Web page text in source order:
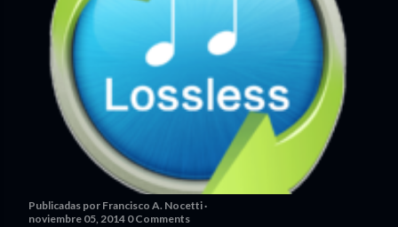
Publicadas por Francisco A. Nocetti
noviembre 05, 2014 0 Comments